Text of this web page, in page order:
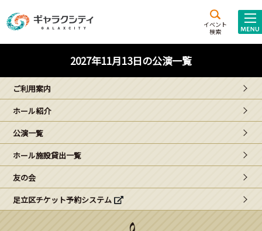
イベント
検索
施設案内
西新井
文化ホール
ギャラクシティとは
こどもみーてぃんぐ
Gがくえん
ブランドからのお知らせ
2027年11月13日の公演一覧
ご利用案内
ホール紹介
公演一覧
ホール施設貸出一覧
友の会
足立区チケット予約システム